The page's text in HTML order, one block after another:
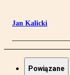
Jan Kalicki
Powiązane